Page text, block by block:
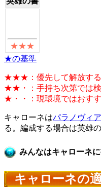
★の基準
★★★：優先して解放する
★★・：手持ち次第では検
★・・：現環境ではおす
キャローネはパラノヴィア
る。編成する場合は英雄
みんなはキャローネ
キャローネの